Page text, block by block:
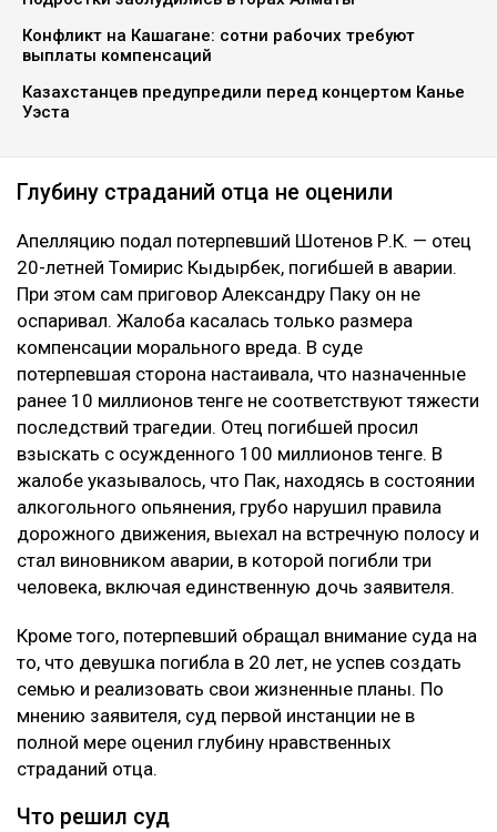
Конфликт на Кашагане: сотни рабочих требуют
выплаты компенсаций
Казахстанцев предупредили перед концертом Канье
Уэста
Глубину страданий отца не оценили
Апелляцию подал потерпевший Шотенов Р.К. — отец
20-летней Томирис Кыдырбек, погибшей в аварии.
При этом сам приговор Александру Паку он не
оспаривал. Жалоба касалась только размера
компенсации морального вреда. В суде
потерпевшая сторона настаивала, что назначенные
ранее 10 миллионов тенге не соответствуют тяжести
последствий трагедии. Отец погибшей просил
взыскать с осужденного 100 миллионов тенге. В
жалобе указывалось, что Пак, находясь в состоянии
алкогольного опьянения, грубо нарушил правила
дорожного движения, выехал на встречную полосу и
стал виновником аварии, в которой погибли три
человека, включая единственную дочь заявителя.
Кроме того, потерпевший обращал внимание суда на
то, что девушка погибла в 20 лет, не успев создать
семью и реализовать свои жизненные планы. По
мнению заявителя, суд первой инстанции не в
полной мере оценил глубину нравственных
страданий отца.
Что решил суд